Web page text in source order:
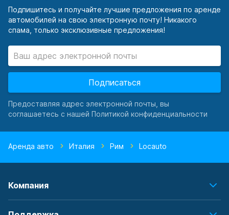
Подпишитесь и получайте лучшие предложения по аренде
автомобилей на свою электронную почту! Никакого
спама, только эксклюзивные предложения!
Подписаться
Предоставляя адрес электронной почты, вы
соглашаетесь с нашей Политикой конфиденциальности
Аренда авто Италия Рим Locauto
Компания